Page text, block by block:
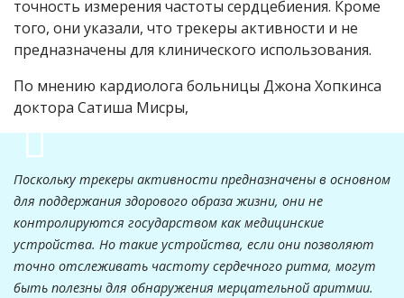
точность измерения частоты сердцебиения. Кроме
того, они указали, что трекеры активности и не
предназначены для клинического использования.
По мнению кардиолога больницы Джона Хопкинса
доктора Сатиша Мисры,
Поскольку трекеры активности предназначены в основном
для поддержания здорового образа жизни, они не
контролируются государством как медицинские
устройства. Но такие устройства, если они позволяют
точно отслеживать частоту сердечного ритма, могут
быть полезны для обнаружения мерцательной аритмии.